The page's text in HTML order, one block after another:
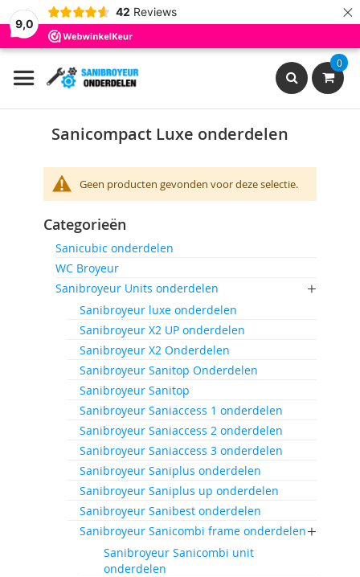
9,0
42 Reviews ×
Ga
naar
de
0
Search
Sanicompact Luxe onderdelen
Geen producten gevonden voor deze selectie.
Categorieën
Sanicubic onderdelen
WC Broyeur
Sanibroyeur Units onderdelen
Sanibroyeur luxe onderdelen
Sanibroyeur X2 UP onderdelen
Sanibroyeur X2 Onderdelen
Sanibroyeur Sanitop Onderdelen
Sanibroyeur Sanitop
Sanibroyeur Saniaccess 1 onderdelen
Sanibroyeur Saniaccess 2 onderdelen
Sanibroyeur Saniaccess 3 onderdelen
Sanibroyeur Saniplus onderdelen
Sanibroyeur Saniplus up onderdelen
Sanibroyeur Sanibest onderdelen
Sanibroyeur Sanicombi frame onderdelen
Sanibroyeur Sanicombi unit
onderdelen